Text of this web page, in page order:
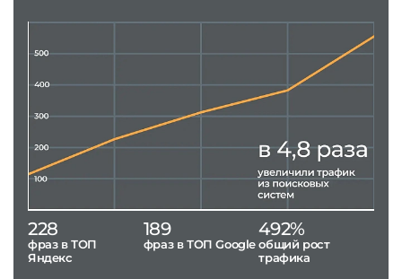
228
фраз в ТОП
Яндекс
189
фраз в ТОП Google
492%
общий рост
трафика